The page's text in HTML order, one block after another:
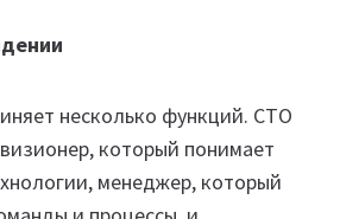
несколько функций. CTO
который понимает
менеджер, который